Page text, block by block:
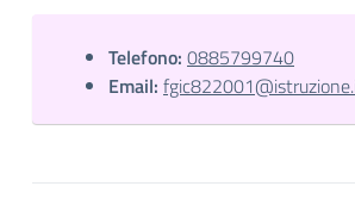
Telefono: 0885799740
Email: